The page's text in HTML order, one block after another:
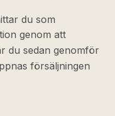
du som
genom att
du sedan genomför
försäljningen